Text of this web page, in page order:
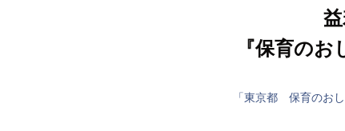
『保育の
「東京都 保育のお